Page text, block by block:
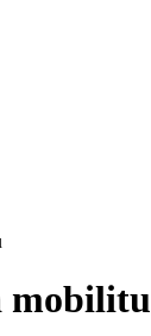
mobilitu